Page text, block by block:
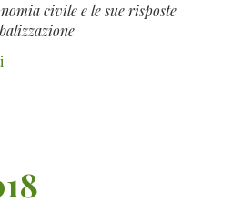
civile e le sue risposte